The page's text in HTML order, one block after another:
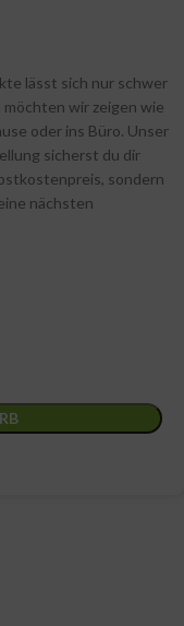
lässt sich nur schwer
wir zeigen wie
oder ins Büro. Unser
sicherst du dir
sondern
nächsten